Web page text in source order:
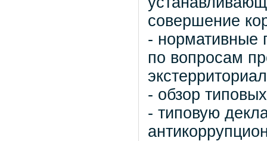
совершение
- нормативные
по вопросам
- обзор
- типовую